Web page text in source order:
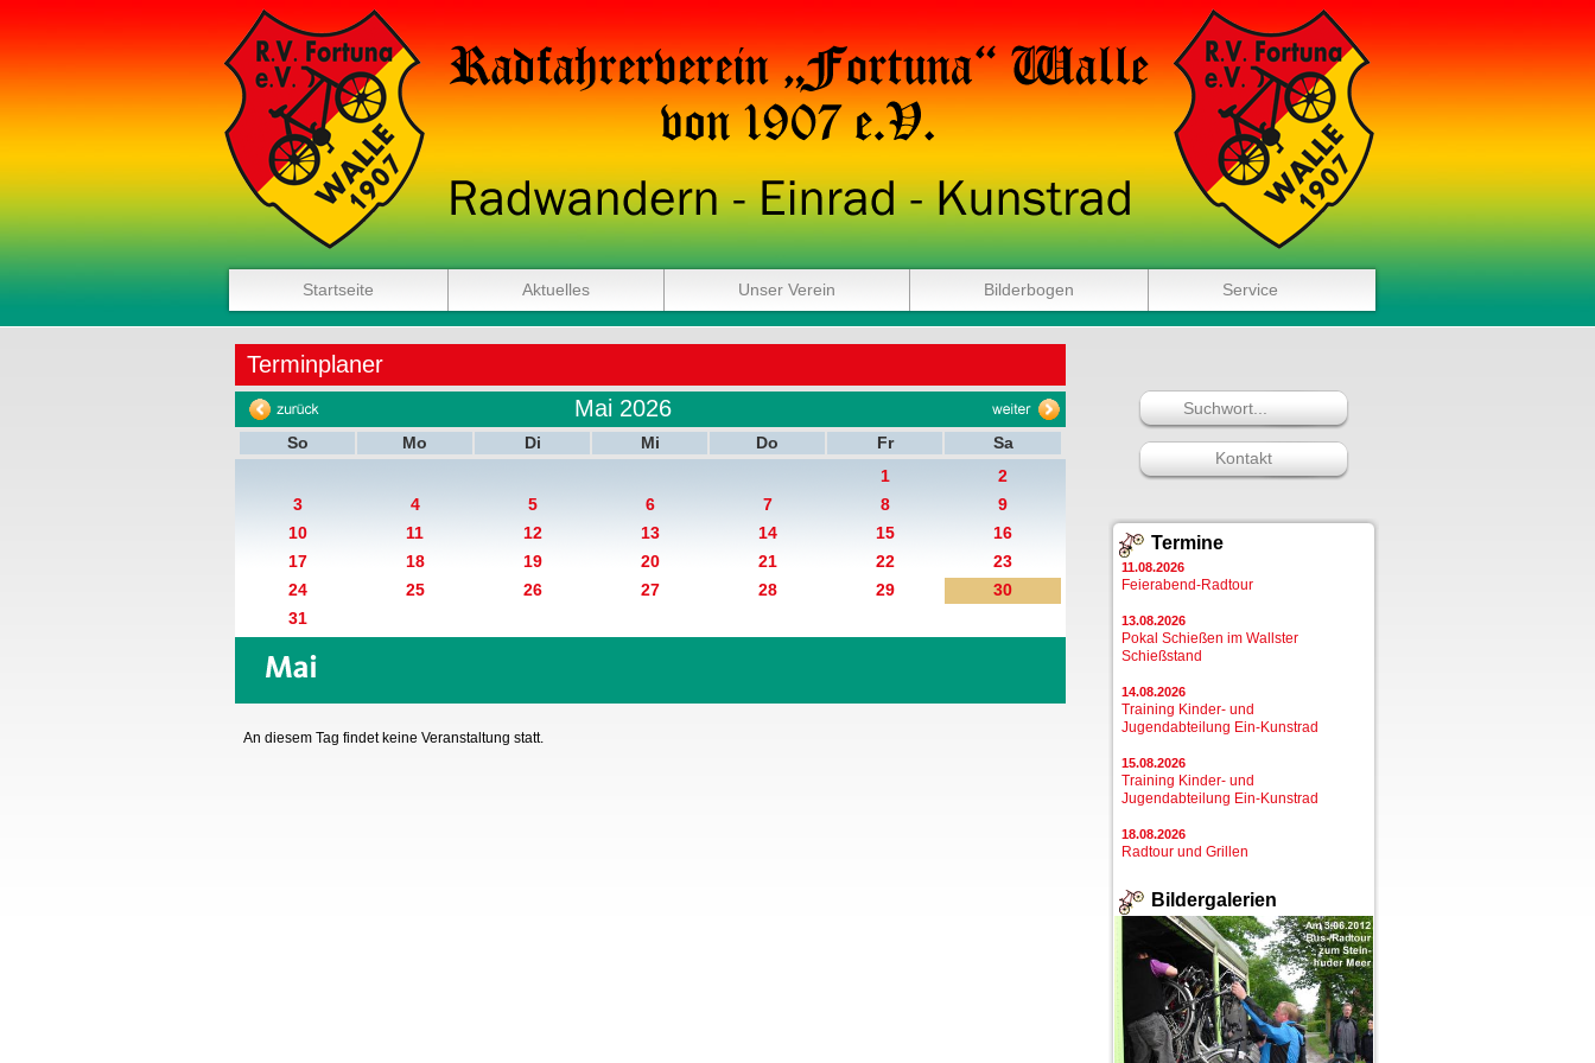
Startseite Aktuelles Unser Verein Bilderbogen Service
Terminplaner
Mai 2026
So Mo Di Mi Do Fr
Sa
1
2
3
4 5 6 7 8
9
10
11 12 13 14 15
16
17
18 19 20 21 22
23
24
25 26 27 28 29
30
31
An diesem Tag findet keine Veranstaltung statt.
Kontakt
Termine
11.08.2026
Feierabend-Radtour
13.08.2026
Pokal Schießen im Wallster
Schießstand
14.08.2026
Training Kinder- und
Jugendabteilung Ein-Kunstrad
15.08.2026
Training Kinder- und
Jugendabteilung Ein-Kunstrad
18.08.2026
Radtour und Grillen
Bildergalerien